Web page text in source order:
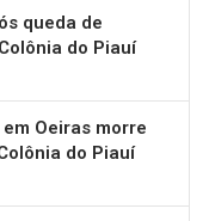
queda de
do Piauí
Oeiras morre
do Piauí